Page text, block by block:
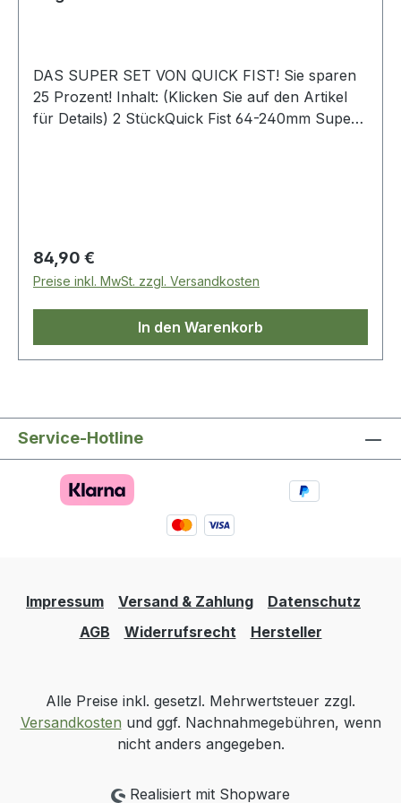
DAS SUPER SET VON QUICK FIST! Sie sparen
25 Prozent! Inhalt: (Klicken Sie auf den Artikel
für Details) 2 StückQuick Fist 64-240mm Super
64240mm-super-quick-werkzeughalter-p-5173-
99.html [2]
http://www.horntools.com/HTTP://WEBSHOP.H
ORNTOOLS.COM/QUICK-FIST-1632MM-MINI-
WERKZEUGHALTER-P-5172-99.HTML [3]
http://webshop.horntools.com/quick-fist-
Regulärer Preis:
84,90 €
Preise inkl. MwSt. zzgl. Versandkosten
In den Warenkorb
Service-Hotline
Impressum Versand & Zahlung
Datenschutz
AGB
Widerrufsrecht Hersteller
Alle Preise inkl. gesetzl. Mehrwertsteuer zzgl.
Versandkosten und ggf. Nachnahmegebühren, wenn
nicht anders angegeben.
Realisiert mit Shopware